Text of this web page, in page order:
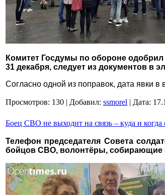
Комитет Госдумы по обороне одобрил
31 декабря, следует из документов в
Согласно одной из поправок, дата явки
Просмотров: 130 | Добавил: ssmorel | Дата:
Боец СВО не выходит на связь – куда и когда
Телефон председателя Совета
бойцов СВО, волонтёры, собирающие